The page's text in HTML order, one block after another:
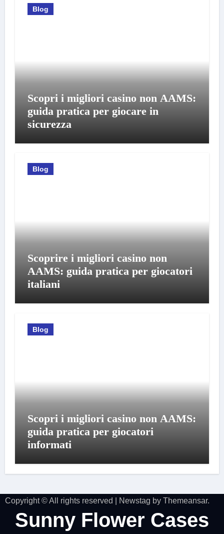
Blog
Scopri i migliori casino non AAMS:
guida pratica per giocare in
sicurezza
Blog
Scoprire i migliori casino non
AAMS: guida pratica per giocatori
italiani
Blog
Scopri i migliori casino non AAMS:
guida pratica per giocatori
informati
Copyright © All rights reserved Newstag by Themeansar.
Sunny Flower Cases